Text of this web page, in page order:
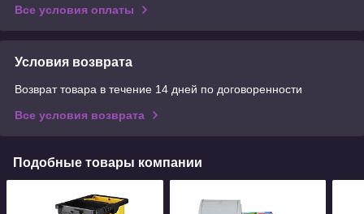
Все условия оплаты
Условия возврата
Возврат товара в течение 14 дней по договоренности
Все условия возврата
Подобные товары компании